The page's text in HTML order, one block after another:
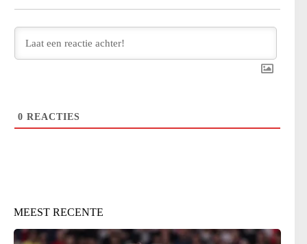
0 REACTIES
MEEST RECENTE